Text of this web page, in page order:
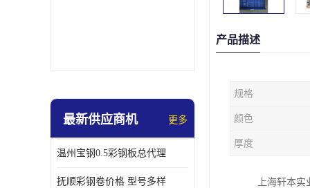
最新供应商机 更多
温州宝钢0.5彩钢板总代理
抚顺彩钢卷价格 型号多样
产品描述
规格
颜色
厚度
上海轩本